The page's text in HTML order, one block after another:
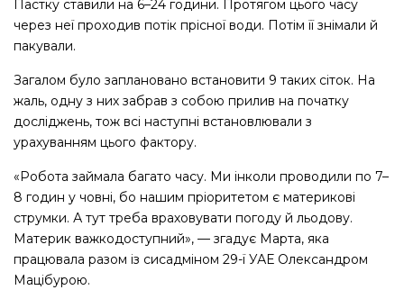
Пастку ставили на 6–24 години. Протягом цього часу
через неї проходив потік прісної води. Потім її знімали й
пакували.
Загалом було заплановано встановити 9 таких сіток. На
жаль, одну з них забрав з собою прилив на початку
досліджень, тож всі наступні встановлювали з
урахуванням цього фактору.
«Робота займала багато часу. Ми інколи проводили по 7–
8 годин у човні, бо нашим пріоритетом є материкові
струмки. А тут треба враховувати погоду й льодову.
Материк важкодоступний», — згадує Марта, яка
працювала разом із сисадміном 29-ї УАЕ Олександром
Мацібурою.